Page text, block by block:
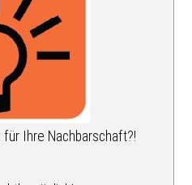
Ihre Nachbarschaft?!